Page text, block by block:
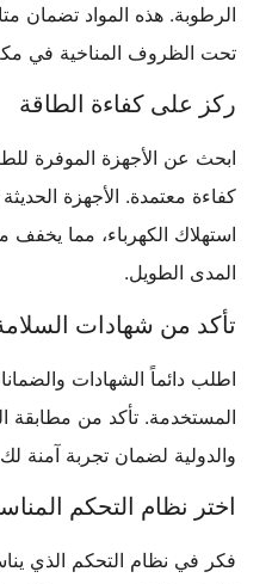
الرطوبة. هذه المواد تضمان
تحت الظروف المناخية في
ركز على كفاءة الطاقة
ابحث عن الأجهزة الموفرة
استهلاك الكهرباء، مما يخفف
المدى الطويل.
تأكد من شهادات
اطلب دائماً الشهادات
المستخدمة. تأكد من مطابقة
والدولية لضمان تجربة آمنة لك
اختر نظام التحكم
فكر في نظام التحكم الذي